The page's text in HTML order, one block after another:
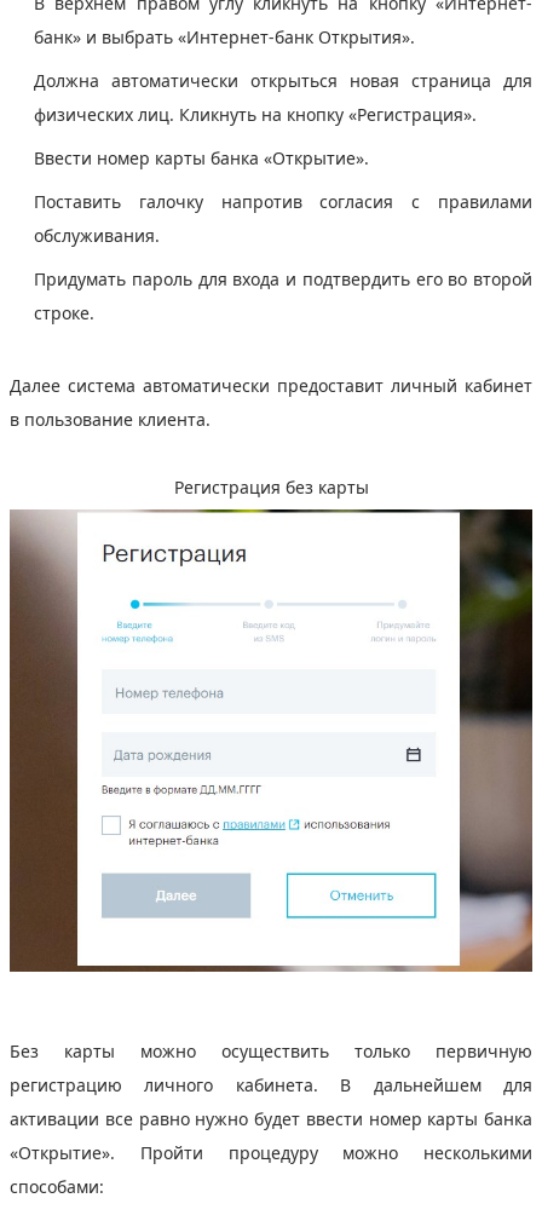
банк» и выбрать «Интернет-банк Открытия».
Должна автоматически открыться новая страница для
физических лиц. Кликнуть на кнопку «Регистрация».
Ввести номер карты банка «Открытие».
Поставить галочку напротив согласия с правилами
обслуживания.
Придумать пароль для входа и подтвердить его во второй
строке.
Далее система автоматически предоставит личный кабинет
в пользование клиента.
Регистрация без карты
Без карты можно осуществить только первичную
регистрацию личного кабинета. В дальнейшем для
активации все равно нужно будет ввести номер карты банка
«Открытие». Пройти процедуру можно несколькими
способами: